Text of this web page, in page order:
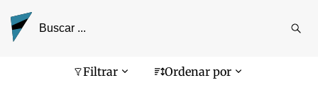
Filtrar Ordenar por
Pantalla de búsqueda